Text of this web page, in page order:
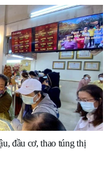
đầu cơ, thao túng thị